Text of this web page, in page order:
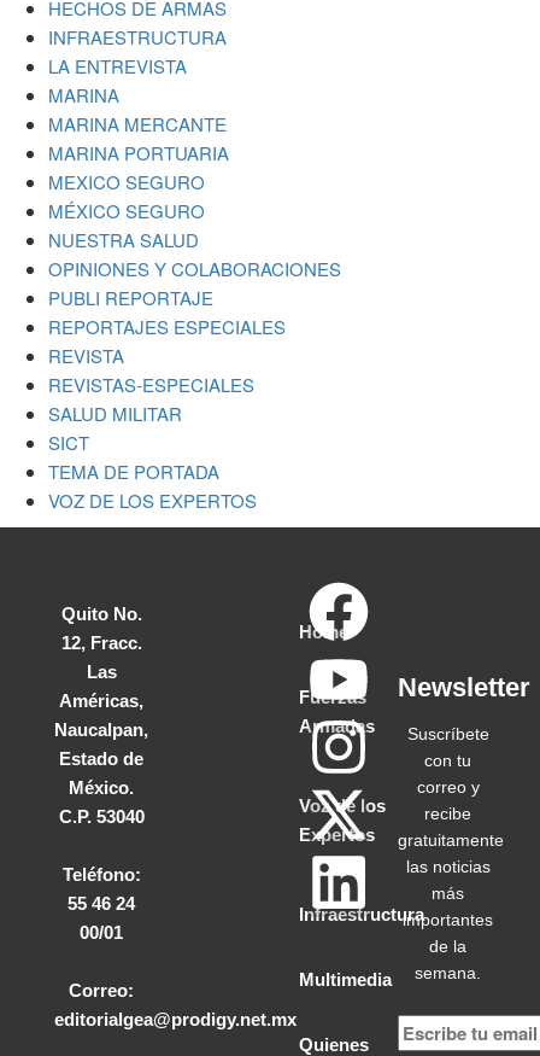
HECHOS DE ARMAS
INFRAESTRUCTURA
LA ENTREVISTA
MARINA
MARINA MERCANTE
MARINA PORTUARIA
MEXICO SEGURO
MÉXICO SEGURO
NUESTRA SALUD
OPINIONES Y COLABORACIONES
PUBLI REPORTAJE
REPORTAJES ESPECIALES
REVISTA
REVISTAS-ESPECIALES
SALUD MILITAR
SICT
TEMA DE PORTADA
VOZ DE LOS EXPERTOS
Quito No.
12, Fracc.
Las
Américas,
Naucalpan,
Estado de
México.
C.P. 53040
Teléfono:
55 46 24
00/01
Correo:
editorialgea@prodigy.net.mx
Home
Fuerzas
Armadas
Voz de los
Expertos
Infraestructura
Multimedia
Quienes
Newsletter
Suscríbete
con tu
correo y
recibe
gratuitamente
las noticias
más
importantes
de la
semana.